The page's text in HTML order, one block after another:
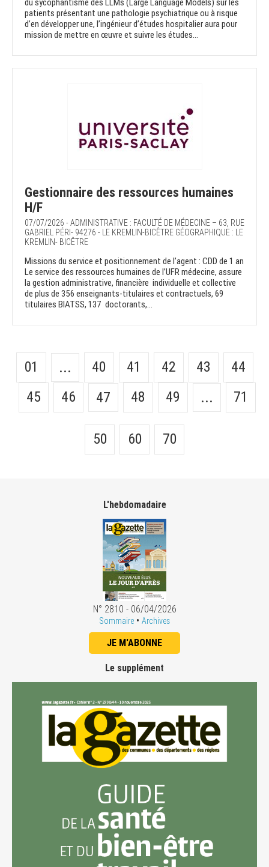
du sycophantisme des LLMs (Large Language Models) sur les
patients présentant une pathologie psychiatrique ou à risque
d’en développer une, l’ingénieur d’études hospitalier aura pour
mission de mettre en œuvre et suivre les études...
Gestionnaire des ressources humaines
H/F
07/07/2026 - ADMINISTRATIVE : FACULTÉ DE MÉDECINE – 63, RUE
GABRIEL PÉRI- 94276 - LE KREMLIN-BICÊTRE GÉOGRAPHIQUE : LE
KREMLIN- BICÊTRE
Missions du service et positionnement de l’agent : CDD de 1 an
Le service des ressources humaines de l’UFR médecine, assure
la gestion administrative, financière individuelle et collective
de plus de 356 enseignants-titulaires et contractuels, 69
titulaires BIATSS, 137 doctorants,...
01 ... 40 41 42 43
44
45
46 47 48 49 ... 71
50 60 70
L'hebdomadaire
N° 2810 - 06/04/2026
Sommaire • Archives
JE M'ABONNE
Le supplément